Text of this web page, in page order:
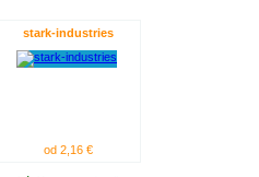
stark-industries
od 2,16 €